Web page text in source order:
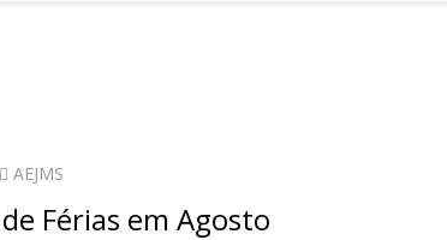
AEJMS
Férias em Agosto